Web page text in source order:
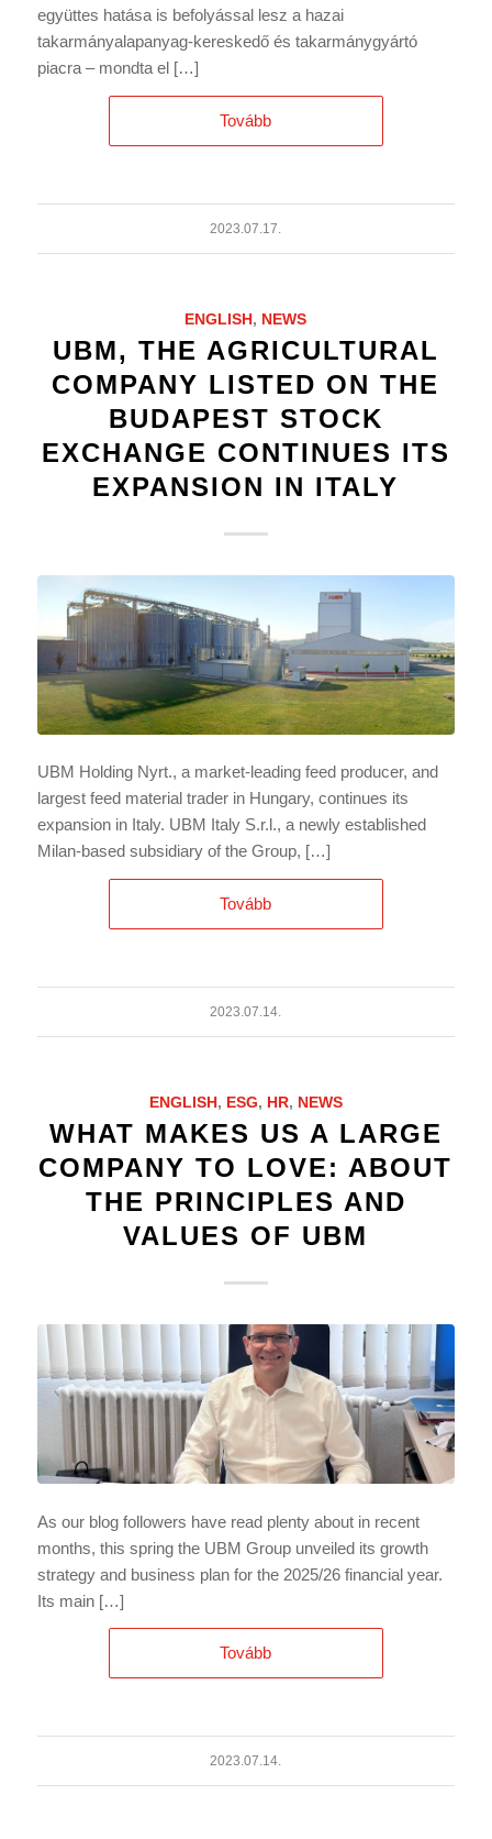
együttes hatása is befolyással lesz a hazai
takarmányalapanyag-kereskedő és takarmánygyártó
piacra – mondta el […]
Tovább
2023.07.17.
ENGLISH , NEWS
UBM, THE AGRICULTURAL
COMPANY LISTED ON THE
BUDAPEST STOCK
EXCHANGE CONTINUES ITS
EXPANSION IN ITALY
UBM Holding Nyrt., a market-leading feed producer, and
largest feed material trader in Hungary, continues its
expansion in Italy. UBM Italy S.r.l., a newly established
Milan-based subsidiary of the Group, […]
Tovább
2023.07.14.
ENGLISH , ESG, HR, NEWS
WHAT MAKES US A LARGE
COMPANY TO LOVE: ABOUT
THE PRINCIPLES AND
VALUES OF UBM
As our blog followers have read plenty about in recent
months, this spring the UBM Group unveiled its growth
strategy and business plan for the 2025/26 financial year.
Its main […]
Tovább
2023.07.14.